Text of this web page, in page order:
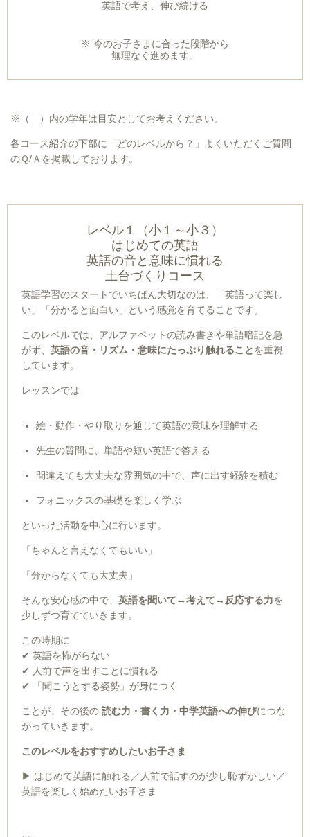
英語で考え、伸び続ける
※ 今のお子さまに合った段階から
無理なく進めます。
※（ ）内の学年は目安としてお考えください。
各コース紹介の下部に「どのレベルから？」よくいただくご質問
のＱ/Ａを掲載しております。
レベル１（小１～小３）
はじめての英語
英語の音と意味に慣れる
土台づくりコース
英語学習のスタートでいちばん大切なのは、「英語って楽し
い」「分かると面白い」という感覚を育てることです。
このレベルでは、アルファベットの読み書きや単語暗記を急
がず、 英語の音・リズム・意味にたっぷり触れることを重視
しています。
レッスンでは
絵・動作・やり取りを通して英語の意味を理解する
先生の質問に、単語や短い英語で答える
間違えても大丈夫な雰囲気の中で、声に出す経験を積む
フォニックスの基礎を楽しく学ぶ
といった活動を中心に行います。
「ちゃんと言えなくてもいい」
「分からなくても大丈夫」
そんな安心感の中で、 英語を聞いて→考えて→反応する力を
少しずつ育てていきます。
この時期に
✔ 英語を怖がらない
✔ 人前で声を出すことに慣れる
✔ 「聞こうとする姿勢」が身につく
ことが、その後の 読む力・書く力・中学英語への伸びにつな
がっていきます。
このレベルをおすすめしたいお子さま
▶ はじめて英語に触れる／人前で話すのが少し恥ずかしい／
英語を楽しく始めたいお子さま